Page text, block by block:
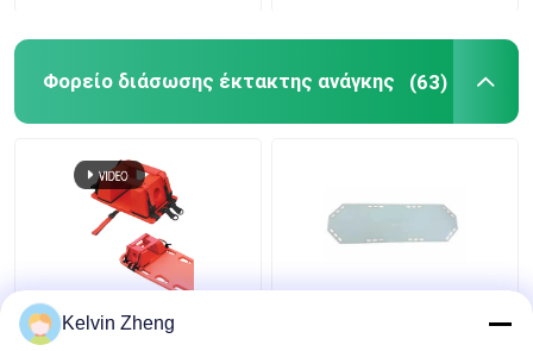
Φορείο διάσωσης έκτακτης ανάγκης (63)
Kelvin Zheng